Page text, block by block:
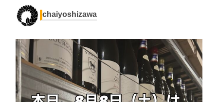
chaiyoshizawa